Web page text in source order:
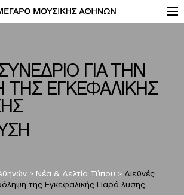
ΓΙΑ ΤΗΝ
ΕΓΚΕΦΑΛΙΚΗΣ
> Νέα & Δελτία Τύπου > Διεθνές
της Εγκεφαλικής Παρά-λυσης